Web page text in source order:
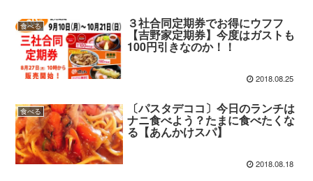
食べる ３社合同定期券でお得にウフフ
【吉野家定期券】今度はガストも
100円引きなのか！！
2018.08.25
食べる 〔パスタデココ〕今日のランチは
ナニ食べよう？たまに食べたくな
る【あんかけスパ】
2018.08.18